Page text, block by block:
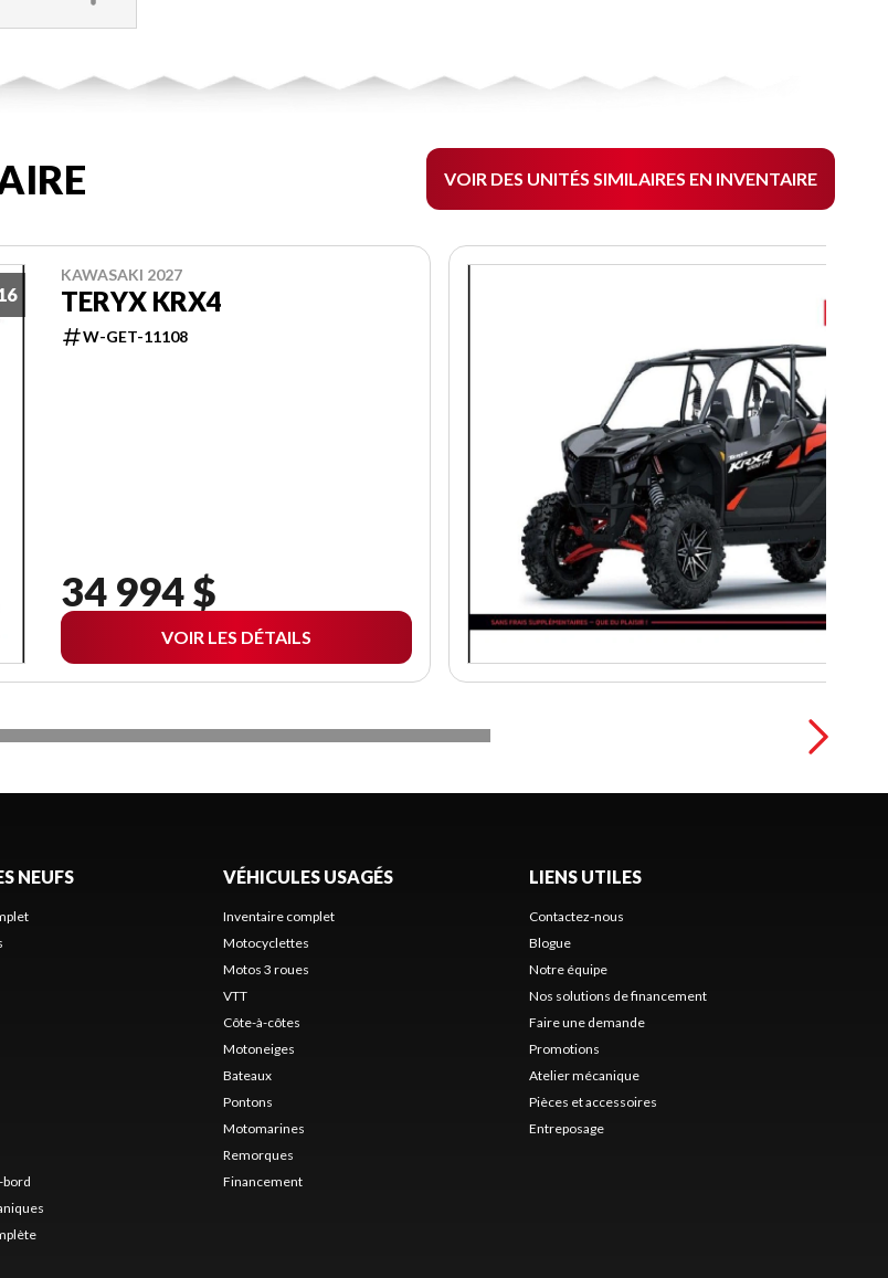
VOIR DES UNITÉS SIMILAIRES EN INVENTAIRE
KAWASAKI 2027
TERYX KRX4
W-GET-11108
34 994 $
VOIR LES DÉTAILS
NEUFS VÉHICULES USAGÉS
Inventaire complet
Motocyclettes
Motos 3 roues
VTT
Côte-à-côtes
Motoneiges
Bateaux
Pontons
Motomarines
Remorques
Financement
LIENS UTILES
Contactez-nous
Blogue
Notre équipe
Nos solutions de financement
Faire une demande
Promotions
Atelier mécanique
Pièces et accessoires
Entreposage